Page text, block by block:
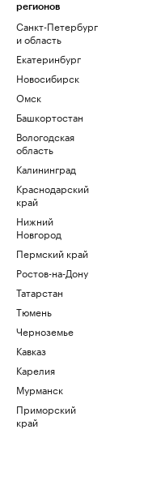
регионов
Санкт-Петербург
и область
Екатеринбург
Новосибирск
Омск
Башкортостан
Вологодская
область
Калининград
Краснодарский
край
Нижний
Новгород
Пермский край
Ростов-на-Дону
Татарстан
Тюмень
Черноземье
Кавказ
Карелия
Мурманск
Приморский
край